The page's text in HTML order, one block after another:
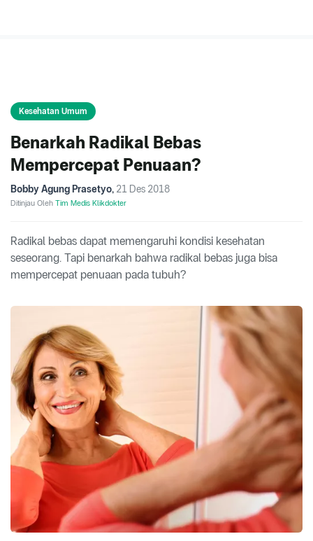
Kesehatan Umum
Benarkah Radikal Bebas
Mempercepat Penuaan?
Bobby Agung Prasetyo, 21 Des 2018
Ditinjau Oleh Tim Medis Klikdokter
Radikal bebas dapat memengaruhi kondisi kesehatan
seseorang. Tapi benarkah bahwa radikal bebas juga bisa
mempercepat penuaan pada tubuh?